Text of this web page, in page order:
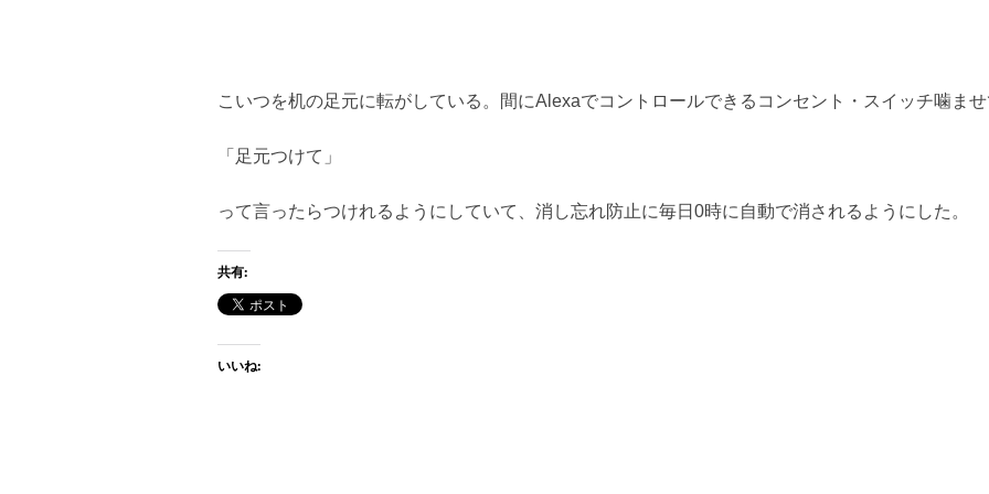
こいつを机の足元に転がしている。間にAlexaでコントロールできるコンセント・スイッチ噛ま
「足元つけて」
って言ったらつけれるようにしていて、消し忘れ防止に毎日0時に自動で消されるようにした。
共有:
いいね: